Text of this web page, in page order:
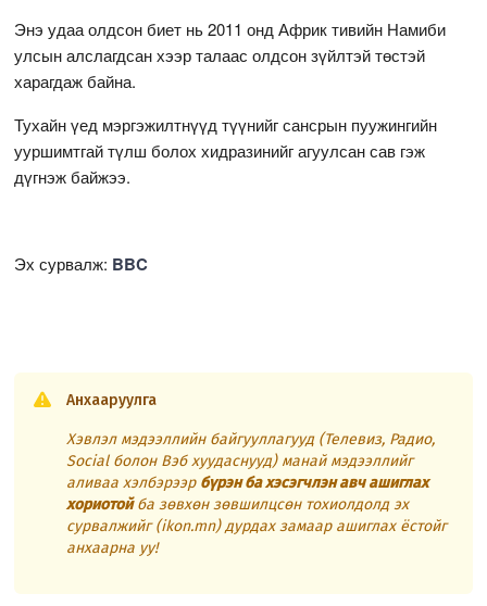
Энэ удаа олдсон биет нь 2011 онд Африк тивийн Намиби
улсын алслагдсан хээр талаас олдсон зүйлтэй төстэй
харагдаж байна.
Тухайн үед мэргэжилтнүүд түүнийг сансрын пуужингийн
ууршимтгай түлш болох хидразинийг агуулсан сав гэж
дүгнэж байжээ.
Эх сурвалж: BBC
Анхааруулга
Хэвлэл мэдээллийн байгууллагууд (Телевиз, Радио,
Social болон Вэб хуудаснууд) манай мэдээллийг
аливаа хэлбэрээр бүрэн ба хэсэгчлэн авч ашиглах
хориотойба зөвхөн зөвшилцсөн тохиолдолд эх
сурвалжийг (ikon.mn) дурдах замаар ашиглах ёстойг
анхаарна уу!